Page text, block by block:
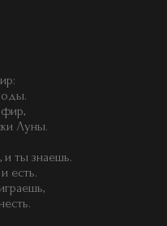
Луны.
и ты знаешь.
есть.